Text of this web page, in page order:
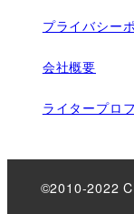
プライバシー
会社概要
ライタープロ
©2010-2022